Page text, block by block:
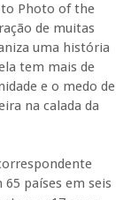
Photo of the
de muitas
uma história
tem mais de
e o medo de
na calada da
países em seis